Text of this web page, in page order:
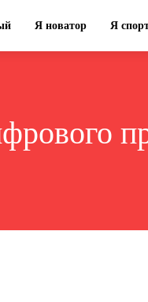
Я новатор Я